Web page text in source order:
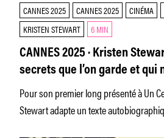
CANNES 2025 CANNES 2025 CINÉMA
KRISTEN STEWART
6 MIN
CANNES 2025 · Kristen
secrets que l’on garde et qui
Pour son premier long présenté à Un
Stewart adapte un texte